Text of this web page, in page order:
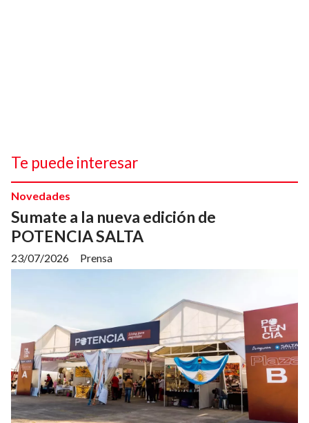
Te puede interesar
Sumate a la nueva edición de
POTENCIA SALTA
Prensa
Novedades
23/07/2026